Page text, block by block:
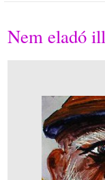
Nem eladó